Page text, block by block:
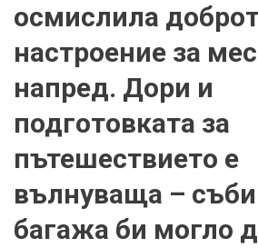
осмислила
настроение за
напред. Дори и
подготовката за
пътешествието е
вълнуваща –
багажа би могло